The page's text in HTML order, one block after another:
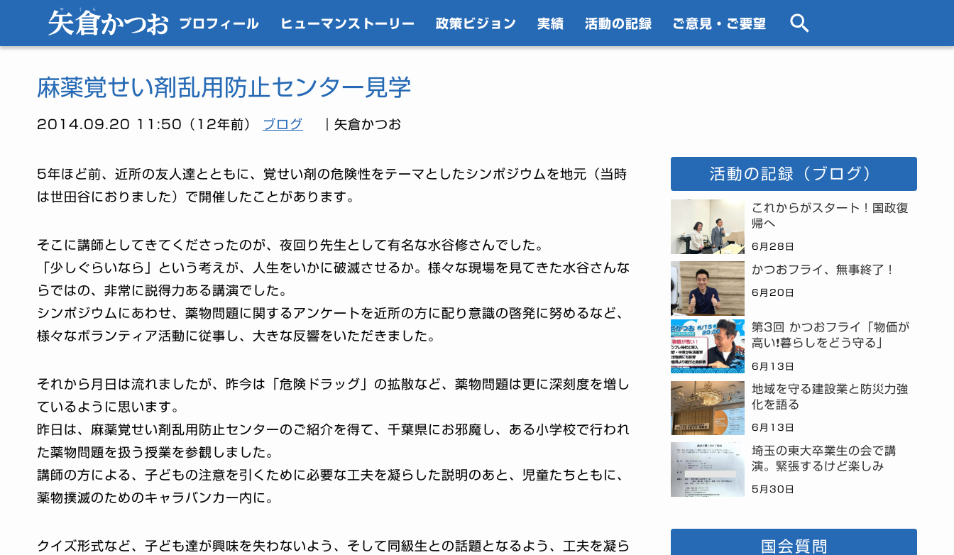
プロフィール ヒューマンストーリー 政策ビジョン 実績 活動の記録 ご意見・ご要望
麻薬覚せい剤乱用防止センター見学
2014.09.20 11:50（12年前） ブログ ｜矢倉かつお
5年ほど前、近所の友人達とともに、覚せい剤の危険性をテーマとしたシンポジウムを地元（当時
は世田谷におりました）で開催したことがあります。
そこに講師としてきてくださったのが、夜回り先生として有名な水谷修さんでした。
「少しぐらいなら」という考えが、人生をいかに破滅させるか。様々な現場を見てきた水谷さんな
らではの、非常に説得力ある講演でした。
シンポジウムにあわせ、薬物問題に関するアンケートを近所の方に配り意識の啓発に努めるなど、
様々なボランティア活動に従事し、大きな反響をいただきました。
それから月日は流れましたが、昨今は「危険ドラッグ」の拡散など、薬物問題は更に深刻度を増し
ているように思います。
昨日は、麻薬覚せい剤乱用防止センターのご紹介を得て、千葉県にお邪魔し、ある小学校で行われ
た薬物問題を扱う授業を参観しました。
講師の方による、子どもの注意を引くために必要な工夫を凝らした説明のあと、児童たちともに、
薬物撲滅のためのキャラバンカー内に。
クイズ形式など、子ども達が興味を失わないよう、そして同級生との話題となるよう、工夫を凝ら
活動の記録（ブログ）
これからがスタート！国政復
帰へ
6月28日
かつおフライ、無事終了！
6月20日
第3回 かつおフライ「物価が
高い❗暮らしをどう守る」
6月13日
地域を守る建設業と防災力強
化を語る
6月13日
埼玉の東大卒業生の会で講
演。緊張するけど楽しみ
5月30日
国会質問